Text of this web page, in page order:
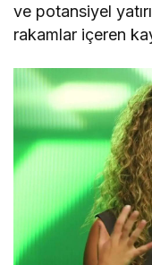
ve potansiyel
rakamlar içeren